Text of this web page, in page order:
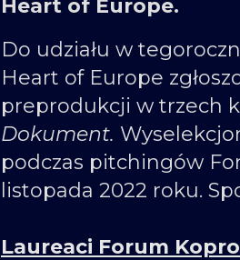
Heart of Europe.
Do udziału w
Heart of Europe
preprodukcji w trzech
Dokument.
podczas pitchingów
listopada 2022 roku.
Laureaci Forum